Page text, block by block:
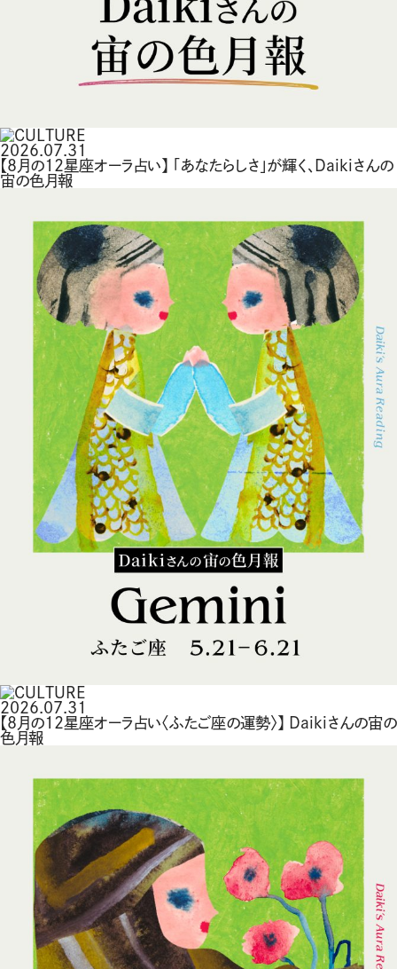
2026.07.31
【8月の12星座オーラ占い】 「あなたらしさ」が輝く、Daikiさんの
宙の色月報
2026.07.31
【8月の12星座オーラ占い〈ふたご座の運勢〉】 Daikiさんの宙の
色月報